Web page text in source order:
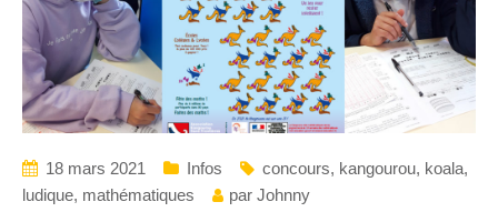
18 mars 2021 Infos concours, kangourou, koala,
ludique, mathématiques par Johnny